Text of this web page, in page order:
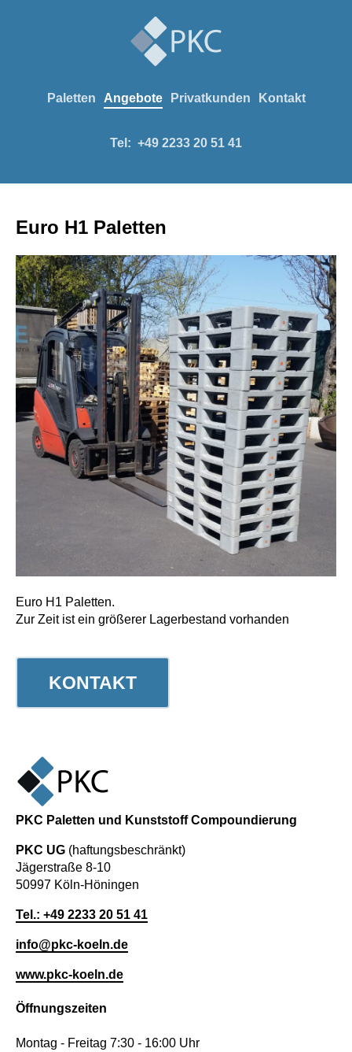
Paletten Angebote Privatkunden Kontakt
Tel: +49 2233 20 51 41
Euro H1 Paletten
Euro H1 Paletten.
Zur Zeit ist ein größerer Lagerbestand vorhanden
KONTAKT
PKC Paletten und Kunststoff Compoundierung
PKC UG (haftungsbeschränkt)
Jägerstraße 8-10
50997 Köln-Höningen
Tel.: +49 2233 20 51 41
info@pkc-koeln.de
www.pkc-koeln.de
Öffnungszeiten
Montag - Freitag 7:30 - 16:00 Uhr